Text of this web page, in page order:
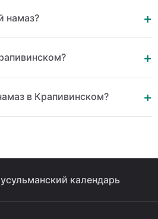
намаз?
в Крапивинском?
календарь